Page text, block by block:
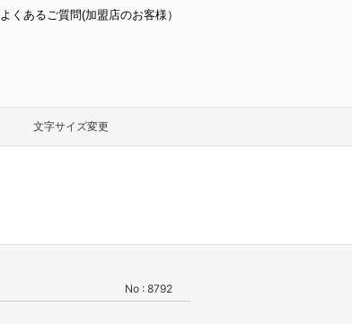
よくあるご質問(加盟店のお客様）
文字サイズ変更
No : 8792